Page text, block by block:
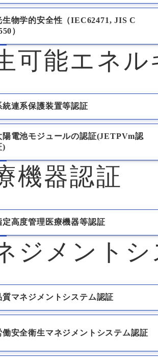
生物学的安全性（IEC62471, JIS C
）
可能エネル
統連系保護装置等認証
陽電池モジュールの認証(JETPVm認
)
機器認証
定高度管理医療機器等認証
ジメント
質マネジメントシステム認証
働安全衛生マネジメントシステム認証